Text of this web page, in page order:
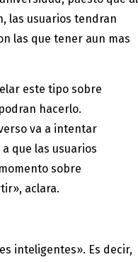
las usuarios tendran
las que tener aun mas
este tipo sobre
hacerlo.
va a intentar
que las usuarios
sobre
aclara.
inteligentes». Es decir,